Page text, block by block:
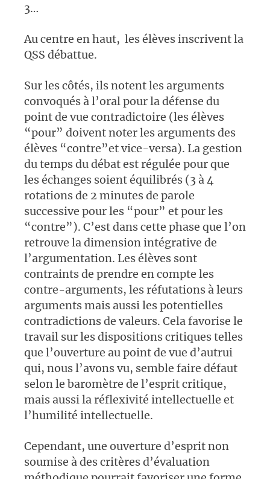
3…
Au centre en haut, les élèves inscrivent la
QSS débattue.
Sur les côtés, ils notent les arguments
convoqués à l’oral pour la défense du
point de vue contradictoire (les élèves
“pour” doivent noter les arguments des
élèves “contre”et vice-versa). La gestion
du temps du débat est régulée pour que
les échanges soient équilibrés (3 à 4
rotations de 2 minutes de parole
successive pour les “pour” et pour les
“contre”). C’est dans cette phase que l’on
retrouve la dimension intégrative de
l’argumentation. Les élèves sont
contraints de prendre en compte les
contre-arguments, les réfutations à leurs
arguments mais aussi les potentielles
contradictions de valeurs. Cela favorise le
travail sur les dispositions critiques telles
que l’ouverture au point de vue d’autrui
qui, nous l’avons vu, semble faire défaut
selon le baromètre de l’esprit critique,
mais aussi la réflexivité intellectuelle et
l’humilité intellectuelle.
Cependant, une ouverture d’esprit non
soumise à des critères d’évaluation